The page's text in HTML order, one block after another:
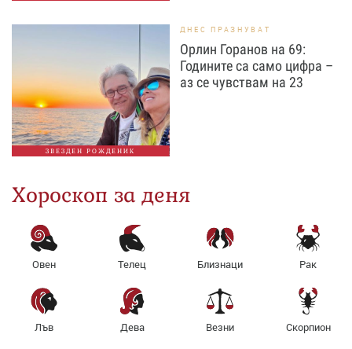
ЗВЕЗДЕН РОЖДЕНИК
ДНЕС ПРАЗНУВАТ
Орлин Горанов на 69:
Годините са само цифра –
аз се чувствам на 23
Хороскоп за деня
Овен Телец Близнаци Рак
Лъв Дева Везни Скорпион